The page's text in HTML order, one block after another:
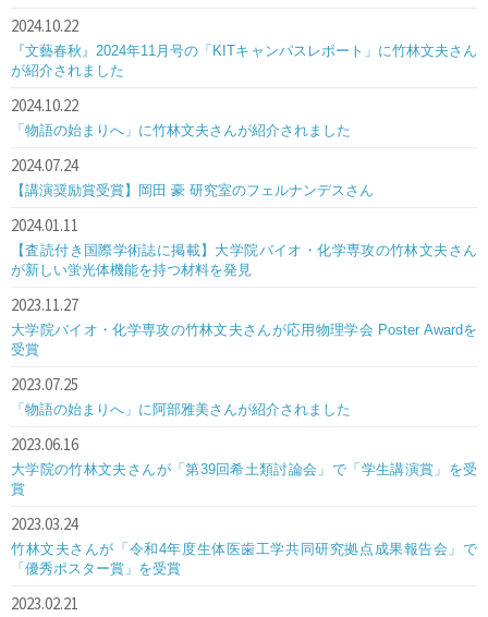
2024.10.22
『文藝春秋』2024年11月号の「KITキャンパスレポート」に竹林文夫さん
が紹介されました
2024.10.22
「物語の始まりへ」に竹林文夫さんが紹介されました
2024.07.24
【講演奨励賞受賞】岡田 豪 研究室のフェルナンデスさん
2024.01.11
【査読付き国際学術誌に掲載】大学院バイオ・化学専攻の竹林文夫さん
が新しい蛍光体機能を持つ材料を発見
2023.11.27
大学院バイオ・化学専攻の竹林文夫さんが応用物理学会 Poster Awardを
受賞
2023.07.25
「物語の始まりへ」に阿部雅美さんが紹介されました
2023.06.16
大学院の竹林文夫さんが「第39回希土類討論会」で「学生講演賞」を受
賞
2023.03.24
竹林文夫さんが「令和4年度生体医歯工学共同研究拠点成果報告会」で
「優秀ポスター賞」を受賞
2023.02.21